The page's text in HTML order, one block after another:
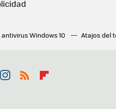
Windows 10 Atajos del